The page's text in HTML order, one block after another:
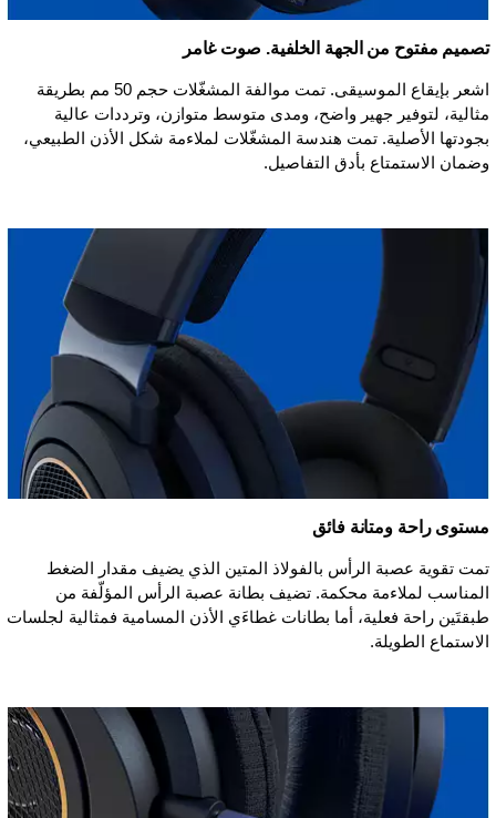
تصميم مفتوح من الجهة الخلفية. صوت غامر
اشعر بإيقاع الموسيقى. تمت موالفة المشغّلات حجم 50 مم بطريقة
مثالية، لتوفير جهير واضح، ومدى متوسط متوازن، وترددات عالية
بجودتها الأصلية. تمت هندسة المشغّلات لملاءمة شكل الأذن الطبيعي،
وضمان الاستمتاع بأدق التفاصيل.
مستوى راحة ومتانة فائق
تمت تقوية عصبة الرأس بالفولاذ المتين الذي يضيف مقدار الضغط
المناسب لملاءمة محكمة. تضيف بطانة عصبة الرأس المؤلّفة من
طبقتَين راحة فعلية، أما بطانات غطاءَي الأذن المسامية فمثالية لجلسات
الاستماع الطويلة.